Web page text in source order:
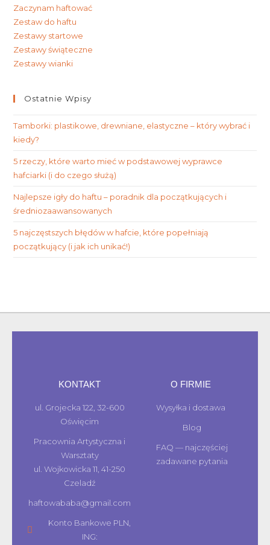
Zaczynam haftować
Zestaw do haftu
Zestawy startowe
Zestawy świąteczne
Zestawy wianki
Ostatnie Wpisy
Tamborki: plastikowe, drewniane, elastyczne – który wybrać i
kiedy?
5 rzeczy, które warto mieć w podstawowej wyprawce
hafciarki (i do czego służą)
Najlepsze igły do haftu – poradnik dla początkujących i
średniozaawansowanych
5 najczęstszych błędów w hafcie, które popełniają
początkujący (i jak ich unikać!)
KONTAKT
ul. Grojecka 122, 32-600
Oświęcim
Pracownia Artystyczna i
Warsztaty
ul. Wojkowicka 11, 41-250
Czeladź
haftowababa@gmail.com
Konto Bankowe PLN,
ING:
O FIRMIE
Wysyłka i dostawa
Blog
FAQ — najczęściej
zadawane pytania